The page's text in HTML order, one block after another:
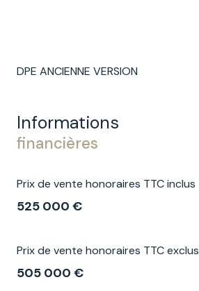
DPE ANCIENNE VERSION
Informations
financières
Prix de vente honoraires TTC inclus
525 000 €
Prix de vente honoraires TTC exclus
505 000 €